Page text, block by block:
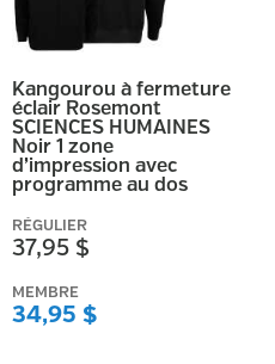
Kangourou à fermeture
éclair Rosemont
SCIENCES HUMAINES
Noir 1 zone
d’impression avec
programme au dos
RÉGULIER
37,95 $
MEMBRE
34,95 $